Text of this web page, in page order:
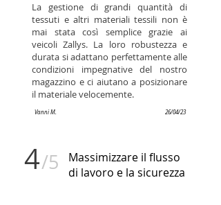
La gestione di grandi quantità di
tessuti e altri materiali tessili non è
mai stata così semplice grazie ai
veicoli Zallys. La loro robustezza e
durata si adattano perfettamente alle
condizioni impegnative del nostro
magazzino e ci aiutano a posizionare
il materiale velocemente.
Vanni M. 26/04/23
Massimizzare il flusso
di lavoro e la sicurezza
/5
4